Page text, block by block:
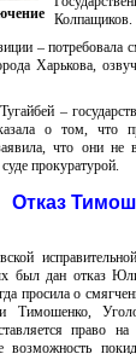
Колпащиков.
– потребовала
Харькова,
–
о том, что
что они
прокуратурой.
Отказ
был дан отказ
просила о
право
возможность